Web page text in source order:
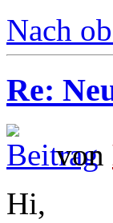
Nach
Re:
von
Hi,